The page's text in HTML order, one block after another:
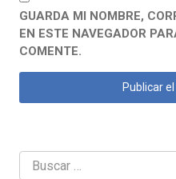
GUARDA MI NOMBRE,
EN ESTE NAVEGADOR
COMENTE.
Buscar: